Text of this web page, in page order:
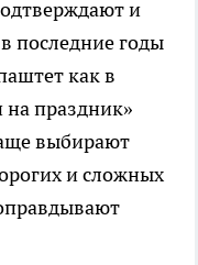
и
последние годы
как в
праздник»
выбирают
и сложных